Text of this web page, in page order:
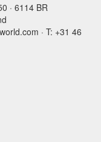
· 6114 BR
· T: +31 46